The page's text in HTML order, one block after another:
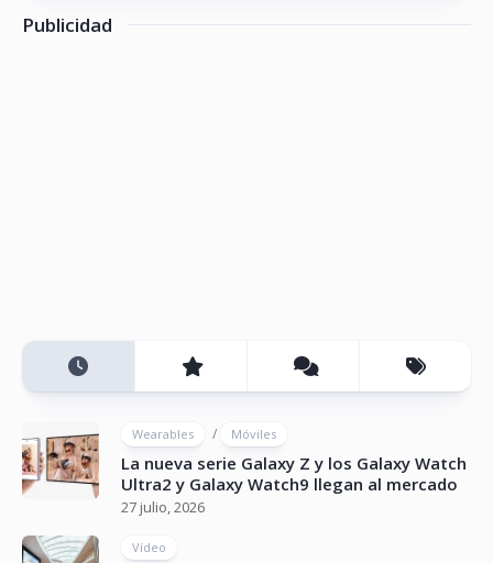
Publicidad
Wearables / Móviles
La nueva serie Galaxy Z y los Galaxy Watch
Ultra2 y Galaxy Watch9 llegan al mercado
27 julio, 2026
Vídeo